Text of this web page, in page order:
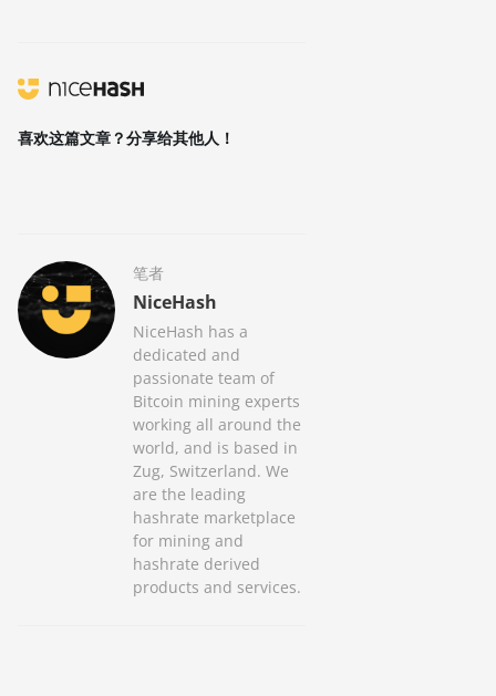
喜欢这篇文章？分享给其他人！
笔者
NiceHash
NiceHash has a
dedicated and
passionate team of
Bitcoin mining experts
working all around the
world, and is based in
Zug, Switzerland. We
are the leading
hashrate marketplace
for mining and
hashrate derived
products and services.